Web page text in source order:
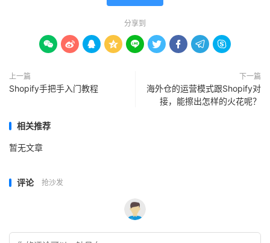
分享到
        
上一篇
Shopify手把手入门教程
下一篇
海外仓的运营模式跟Shopify对
接，能擦出怎样的火花呢？
相关推荐
暂无文章
评论 抢沙发